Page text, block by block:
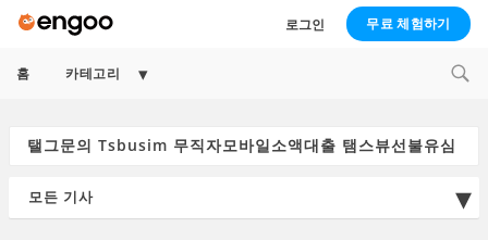
로그인 무료 체험하기
홈 카테고리
Search